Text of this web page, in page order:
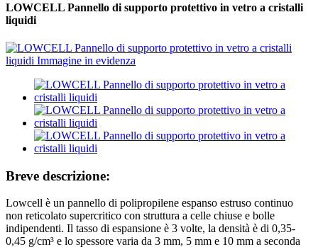
LOWCELL Pannello di supporto protettivo in vetro a cristalli
liquidi
Breve descrizione:
Lowcell è un pannello di polipropilene espanso estruso continuo
non reticolato supercritico con struttura a celle chiuse e bolle
indipendenti. Il tasso di espansione è 3 volte, la densità è di 0,35-
0,45 g/cm³ e lo spessore varia da 3 mm, 5 mm e 10 mm a seconda